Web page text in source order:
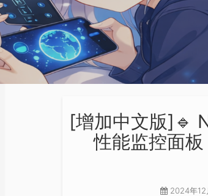
[增加中文版]🔹
性能监控面
2024年12